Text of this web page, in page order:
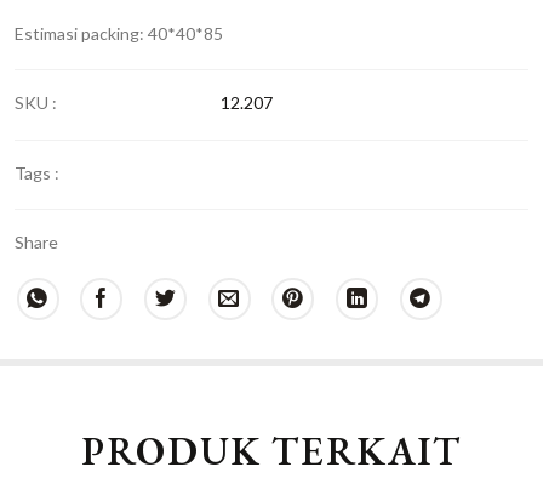
Estimasi packing: 40*40*85
SKU : 12.207
Tags :
Share
PRODUK TERKAIT